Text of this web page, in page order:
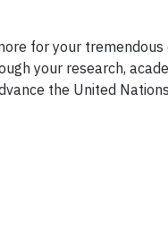
for your
your research,
the United